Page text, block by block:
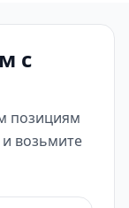
с
позициям
и возьмите